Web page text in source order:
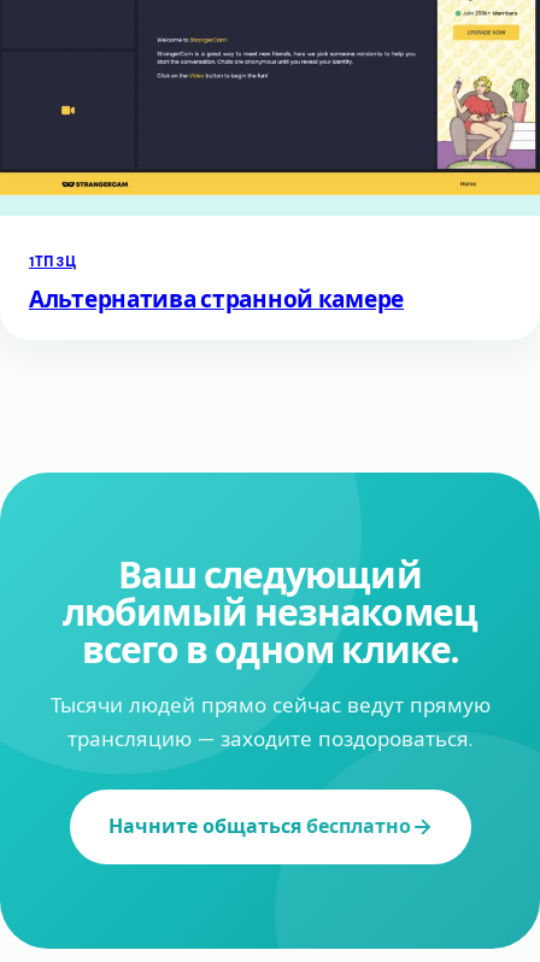
1ТП3Ц
Альтернатива странной камере
Ваш следующий
любимый незнакомец
всего в одном клике.
Тысячи людей прямо сейчас ведут прямую
трансляцию — заходите поздороваться.
Начните общаться бесплатно